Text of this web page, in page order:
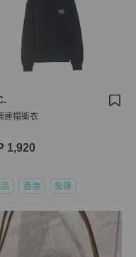
連帽衛衣
1,920
香港 免運